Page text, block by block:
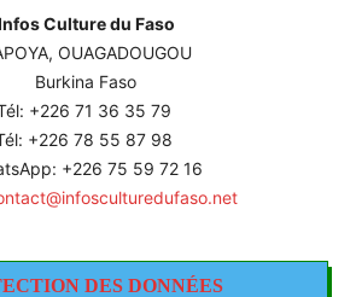
Culture du Faso
OUAGADOUGOU
Burkina Faso
+226 71 36 35 79
+226 78 55 87 98
+226 75 59 72 16
DES DONNÉES